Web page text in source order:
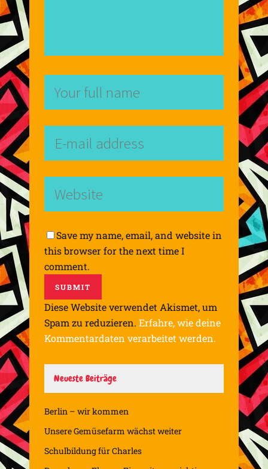
Save my name, email, and website in
this browser for the next time I
comment.
Diese Website verwendet Akismet, um
Spam zu reduzieren. Erfahre, wie deine
Kommentardaten verarbeitet werden.
Neueste Beiträge
Berlin – wir kommen
Unsere Gemüsefarm wächst weiter
Schulbildung für Charles